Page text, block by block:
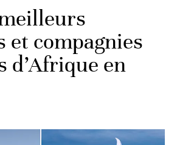
et compagnies
d’Afrique en